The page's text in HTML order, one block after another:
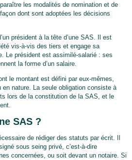
les modalités de nomination et de
dont sont adoptées les décisions
président à la tête d’une SAS. Il est
vis-à-vis des tiers et engage sa
Le président est assimilé-salarié : ses
la forme d’un salaire.
le montant est défini par eux-mêmes,
en nature. La seule obligation consiste à
lors de la constitution de la SAS, et le
SAS ?
de rédiger des statuts par écrit. Il
sous seing privé, c’est-à-dire
concernées, ou soit devant un notaire. Si